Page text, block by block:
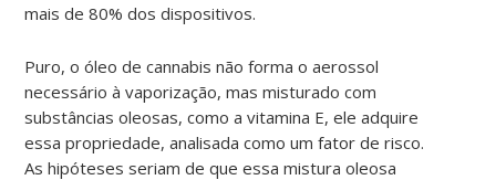
mais de 80% dos dispositivos.
Puro, o óleo de cannabis não forma o aerossol
necessário à vaporização, mas misturado com
substâncias oleosas, como a vitamina E, ele adquire
essa propriedade, analisada como um fator de risco.
As hipóteses seriam de que essa mistura oleosa